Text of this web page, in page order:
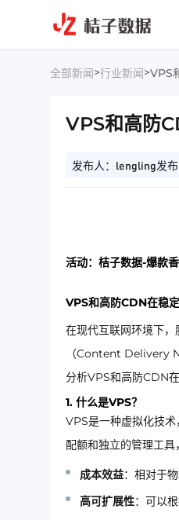
全部新闻>行业新闻>VPS
VPS和高防
发布人：lengling发
活动：桔子数据-爆款
VPS和高防CDN在稳
在现代互联网环境下
（Content Delivery
分析VPS和高防CDN
1. 什么是VPS？
VPS是一种虚拟化技
配额和独立的管理工具
成本效益：相对于
高可扩展性：可以